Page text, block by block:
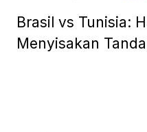
Brasil vs Tunisia:
Menyisakan